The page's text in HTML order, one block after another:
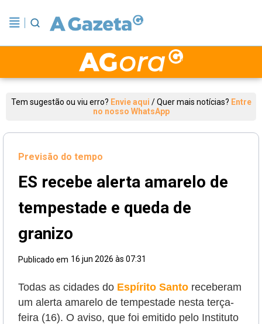
Tem sugestão ou viu erro? Envie aqui /Quer mais notícias? Entre
no nosso WhatsApp
Previsão do tempo
ES recebe alerta amarelo de
tempestade e queda de
granizo
Publicado em 16 jun 2026 às 07:31
Todas as cidades do Espírito Santo receberam
um alerta amarelo de tempestade nesta terça-
feira (16). O aviso, que foi emitido pelo Instituto